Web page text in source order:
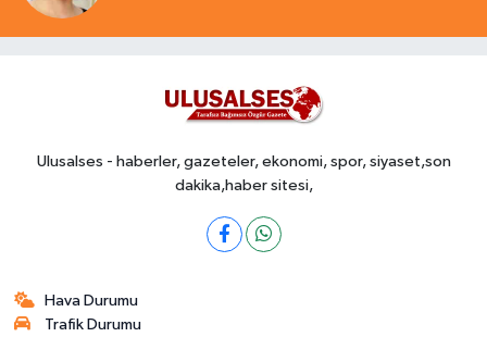
Ulusalses - haberler, gazeteler, ekonomi, spor, siyaset,son
dakika,haber sitesi,
Hava Durumu
Trafik Durumu